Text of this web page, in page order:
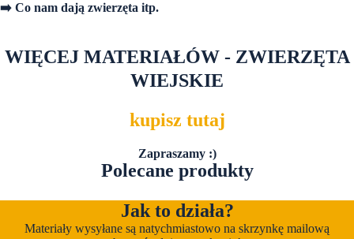
➡️ Co nam dają zwierzęta itp.
WIĘCEJ MATERIAŁÓW - ZWIERZĘTA
WIEJSKIE
kupisz tutaj
Zapraszamy :)
Polecane produkty
Jak to działa?
Materiały wysyłane są natychmiastowo na skrzynkę mailową